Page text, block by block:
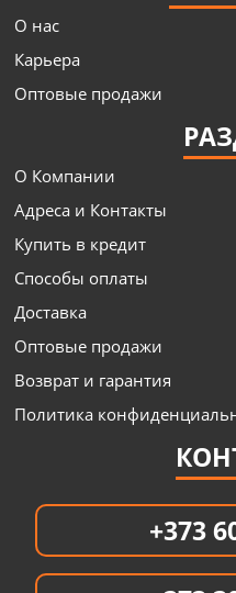
О нас
Карьера
Оптовые продажи
О Компании
Адреса и Контакты
Купить в кредит
Способы оплаты
Доставка
Оптовые продажи
Возврат и гарантия
Политика
+373